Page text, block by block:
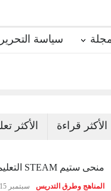
سياسة التحرير
الأكثر قراءة الأكثر
منحى ستيم STEAM التعليمي
المناهج وطرق التدريس سبتمبر 15, 2019